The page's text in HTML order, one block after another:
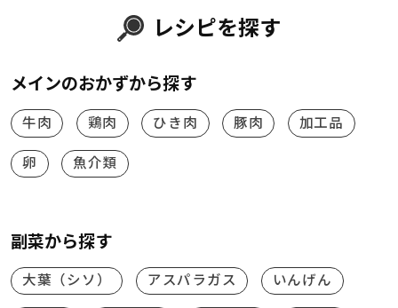
レシピを探す
メインのおかずから探す
牛肉 鶏肉 ひき肉 豚肉 加工品
卵 魚介類
副菜から探す
大葉（シソ） アスパラガス いんげん